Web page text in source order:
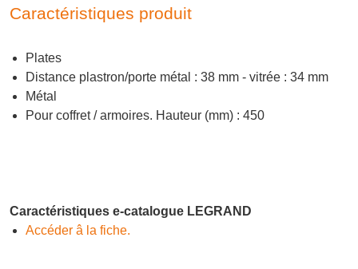
Caractéristiques produit
Plates
Distance plastron/porte métal : 38 mm - vitrée : 34 mm
Métal
Pour coffret / armoires. Hauteur (mm) : 450
Caractéristiques e-catalogue LEGRAND
Accéder â la fiche.